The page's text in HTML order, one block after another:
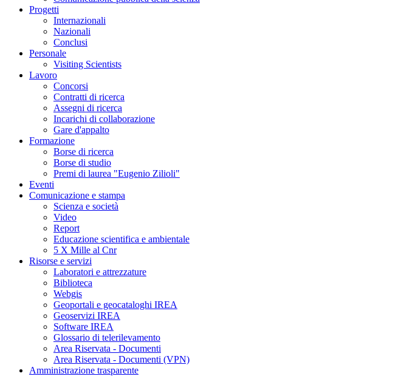
Progetti
Internazionali
Nazionali
Conclusi
Personale
Visiting Scientists
Lavoro
Concorsi
Contratti di ricerca
Assegni di ricerca
Incarichi di collaborazione
Gare d'appalto
Formazione
Borse di ricerca
Borse di studio
Premi di laurea "Eugenio Zilioli"
Eventi
Comunicazione e stampa
Scienza e società
Video
Report
Educazione scientifica e ambientale
5 X Mille al Cnr
Risorse e servizi
Laboratori e attrezzature
Biblioteca
Webgis
Geoportali e geocataloghi IREA
Geoservizi IREA
Software IREA
Glossario di telerilevamento
Area Riservata - Documenti
Area Riservata - Documenti (VPN)
Amministrazione trasparente